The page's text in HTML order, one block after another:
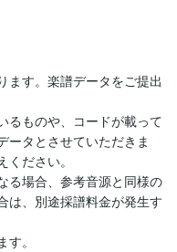
ます。楽譜データをご提出
るものや、コードが載って
ータとさせていただきま
ださい。
る場合、参考音源と同様の
は、別途採譜料金が発生す
。